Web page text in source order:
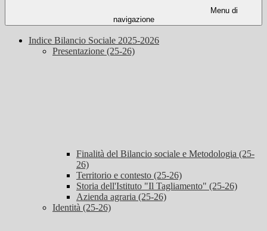
Menu di
navigazione
Indice Bilancio Sociale 2025-2026
Presentazione (25-26)
Finalità del Bilancio sociale e Metodologia (25-
26)
Territorio e contesto (25-26)
Storia dell'Istituto "Il Tagliamento" (25-26)
Azienda agraria (25-26)
Identità (25-26)